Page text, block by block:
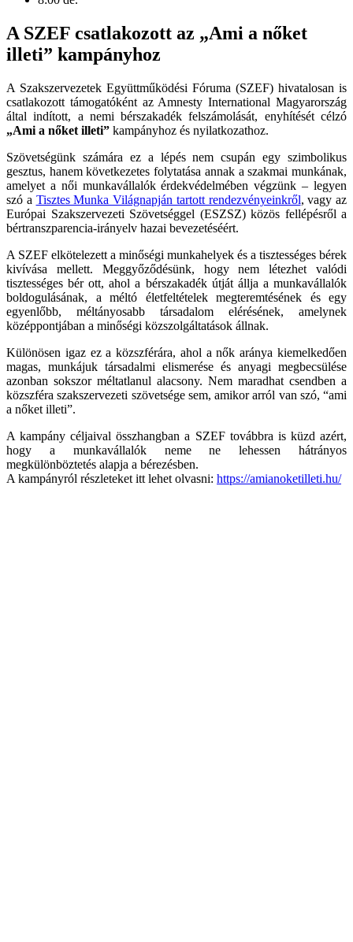
A SZEF csatlakozott az „Ami a nőket
illeti” kampányhoz
A Szakszervezetek Együttműködési Fóruma (SZEF) hivatalosan is
csatlakozott támogatóként az Amnesty International Magyarország
által indított, a nemi bérszakadék felszámolását, enyhítését célzó
„Ami a nőket illeti” kampányhoz és nyilatkozathoz.
Szövetségünk számára ez a lépés nem csupán egy szimbolikus
gesztus, hanem következetes folytatása annak a szakmai munkának,
amelyet a női munkavállalók érdekvédelmében végzünk – legyen
szó a Tisztes Munka Világnapján tartott rendezvényeinkről, vagy az
Európai Szakszervezeti Szövetséggel (ESZSZ) közös fellépésről a
bértranszparencia-irányelv hazai bevezetéséért.
A SZEF elkötelezett a minőségi munkahelyek és a tisztességes bérek
kivívása mellett. Meggyőződésünk, hogy nem létezhet valódi
tisztességes bér ott, ahol a bérszakadék útját állja a munkavállalók
boldogulásának, a méltó életfeltételek megteremtésének és egy
egyenlőbb, méltányosabb társadalom elérésének, amelynek
középpontjában a minőségi közszolgáltatások állnak.
Különösen igaz ez a közszférára, ahol a nők aránya kiemelkedően
magas, munkájuk társadalmi elismerése és anyagi megbecsülése
azonban sokszor méltatlanul alacsony. Nem maradhat csendben a
közszféra szakszervezeti szövetsége sem, amikor arról van szó, “ami
a nőket illeti”.
A kampány céljaival összhangban a SZEF továbbra is küzd azért,
hogy a munkavállalók neme ne lehessen hátrányos
megkülönböztetés alapja a bérezésben.
A kampányról részleteket itt lehet olvasni: https://amianoketilleti.hu/